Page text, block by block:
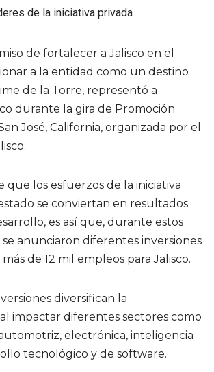
de la iniciativa privada
de fortalecer a Jalisco en el
a la entidad como un destino
de la Torre, representó a
durante la gira de Promoción
José, California, organizada por el
que los esfuerzos de la iniciativa
se conviertan en resultados
es así que, durante estos
se anunciaron diferentes inversiones
de 12 mil empleos para Jalisco.
diversifican la
impactar diferentes sectores como
electrónica, inteligencia
tecnológico y de software.